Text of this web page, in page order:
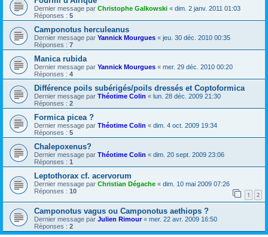
Dernier message par Christophe Galkowski « dim. 2 janv. 2011 01:03
Réponses : 5
Camponotus herculeanus
Dernier message par Yannick Mourgues « jeu. 30 déc. 2010 00:35
Réponses : 7
Manica rubida
Dernier message par Yannick Mourgues « mer. 29 déc. 2010 00:20
Réponses : 4
Différence poils subérigés/poils dressés et Coptoformica
Dernier message par Théotime Colin « lun. 28 déc. 2009 21:30
Réponses : 2
Formica picea ?
Dernier message par Théotime Colin « dim. 4 oct. 2009 19:34
Réponses : 5
Chalepoxenus?
Dernier message par Théotime Colin « dim. 20 sept. 2009 23:06
Réponses : 1
Leptothorax cf. acervorum
Dernier message par Christian Dégache « dim. 10 mai 2009 07:26
Réponses : 10 1 2
Camponotus vagus ou Camponotus aethiops ?
Dernier message par Julien Rimour« mer. 22 avr. 2009 16:50
Réponses : 2